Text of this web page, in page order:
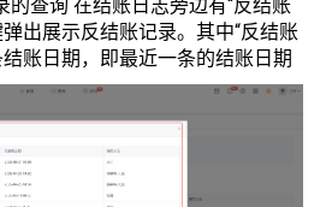
的查询 在结账日志旁边有“反结账
出展示反结账记录。其中“反结账
账日期，即最近一条的结账日期